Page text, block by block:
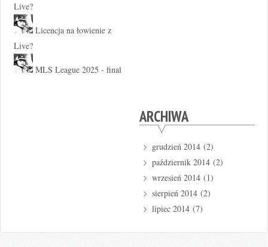
Live?
Licencja na łowienie z
Live?
MLS League 2025 - final
ARCHIWA
grudzień 2014(2)
październik 2014(2)
wrzesień 2014(1)
sierpień 2014(2)
lipiec 2014(7)